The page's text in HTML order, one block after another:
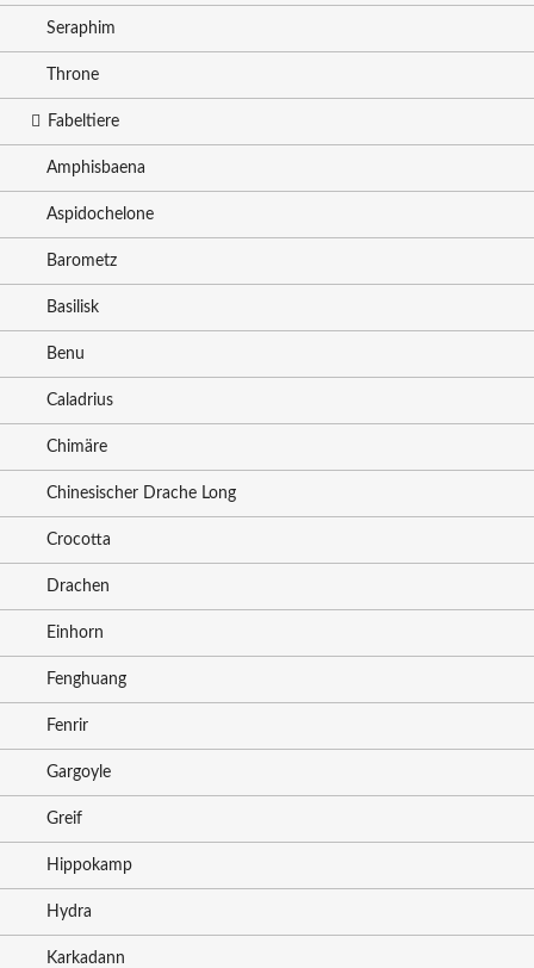
Seraphim
Throne
Fabeltiere
Amphisbaena
Aspidochelone
Barometz
Basilisk
Benu
Caladrius
Chimäre
Chinesischer Drache Long
Crocotta
Drachen
Einhorn
Fenghuang
Fenrir
Gargoyle
Greif
Hippokamp
Hydra
Karkadann